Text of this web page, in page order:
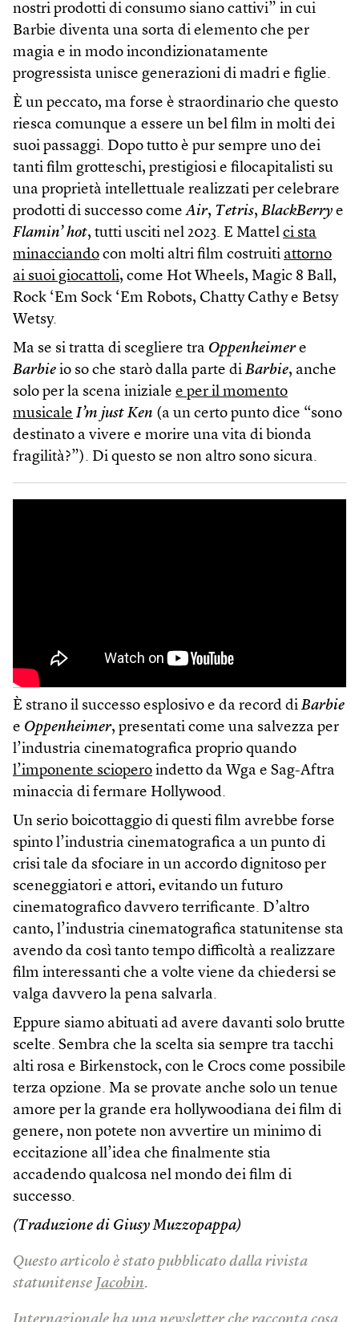
nostri prodotti di consumo siano cattivi” in cui
Barbie diventa una sorta di elemento che per
magia e in modo incondizionatamente
progressista unisce generazioni di madri e figlie.
È un peccato, ma forse è straordinario che questo
riesca comunque a essere un bel film in molti dei
suoi passaggi. Dopo tutto è pur sempre uno dei
tanti film grotteschi, prestigiosi e filocapitalisti su
una proprietà intellettuale realizzati per celebrare
prodotti di successo comeAir, Tetris, BlackBerry e
Flamin’ hot, tutti usciti nel 2023. E Mattel ci sta
minacciando con molti altri film costruiti attorno
ai suoi giocattoli, come Hot Wheels, Magic 8 Ball,
Rock ‘Em Sock ‘Em Robots, Chatty Cathy e Betsy
Wetsy.
Ma se si tratta di scegliere tra Oppenheimere
Barbie io so che starò dalla parte di Barbie, anche
solo per la scena iniziale e per il momento
musicale I’m just Ken (a un certo punto dice “sono
destinato a vivere e morire una vita di bionda
fragilità?”). Di questo se non altro sono sicura.
È strano il successo esplosivo e da record di Barbie
e Oppenheimer, presentati come una salvezza per
l’industria cinematografica proprio quando
l’imponente sciopero indetto da Wga e Sag-Aftra
minaccia di fermare Hollywood.
Un serio boicottaggio di questi film avrebbe forse
spinto l’industria cinematografica a un punto di
crisi tale da sfociare in un accordo dignitoso per
sceneggiatori e attori, evitando un futuro
cinematografico davvero terrificante. D’altro
canto, l’industria cinematografica statunitense sta
avendo da così tanto tempo difficoltà a realizzare
film interessanti che a volte viene da chiedersi se
valga davvero la pena salvarla.
Eppure siamo abituati ad avere davanti solo brutte
scelte. Sembra che la scelta sia sempre tra tacchi
alti rosa e Birkenstock, con le Crocs come possibile
terza opzione. Ma se provate anche solo un tenue
amore per la grande era hollywoodiana dei film di
genere, non potete non avvertire un minimo di
eccitazione all’idea che finalmente stia
accadendo qualcosa nel mondo dei film di
successo.
(Traduzione di Giusy Muzzopappa)
Questo articolo è stato pubblicato dalla rivista
statunitense Jacobin.